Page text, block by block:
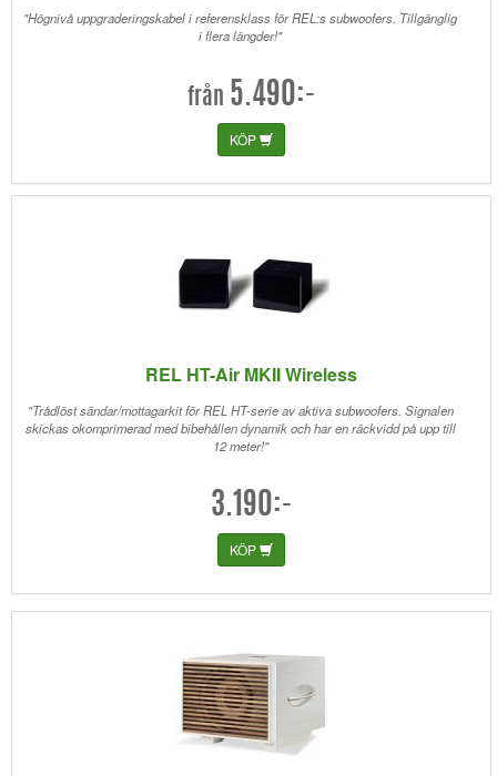
"Högnivå uppgraderingskabel i referensklass för REL:s subwoofers. Tillgänglig
i flera längder!"
från 5.490:-
KÖP
REL HT-Air MKII Wireless
"Trådlöst sändar/mottagarkit för REL HT-serie av aktiva subwoofers. Signalen
skickas okomprimerad med bibehållen dynamik och har en räckvidd på upp till
12 meter!"
3.190:-
KÖP